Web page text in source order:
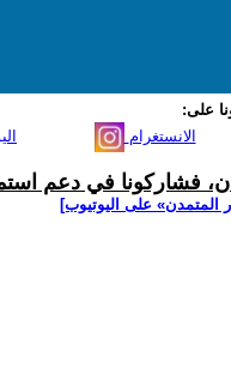
على:
الانستغرام
فشاركونا في دعم
المتمدن» على اليوتيوب]